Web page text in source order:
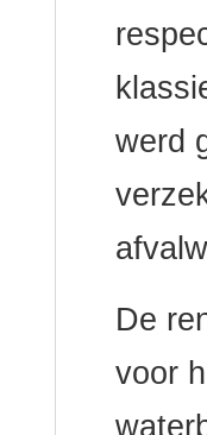
werd
De
voor